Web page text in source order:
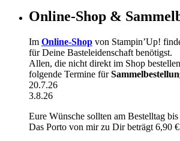
Online-Shop &
Im Online-Shop von Stampin’Up!
für Deine Basteleidenschaft benötigst.
Allen, die nicht direkt im Shop
folgende Termine für
20.7.26
3.8.26
Eure Wünsche sollten am Bestelltag
Das Porto von mir zu Dir beträgt 6,90